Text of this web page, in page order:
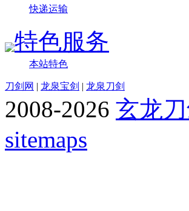
快递运输
特色服务
本站特色
刀剑网 | 龙泉宝剑 | 龙泉刀剑
2008-2026 玄龙刀
sitemaps